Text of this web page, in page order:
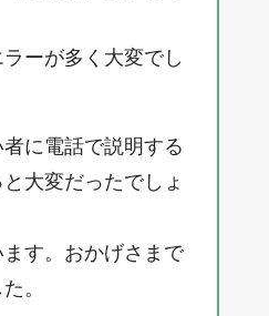
ーが多く大変でし
に電話で説明する
大変だったでしょ
す。おかげさまで
。